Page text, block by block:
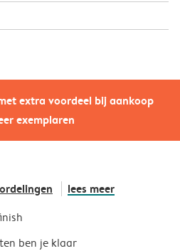
extra voordeel bij aankoop
exemplaren
lees meer
ben je klaar